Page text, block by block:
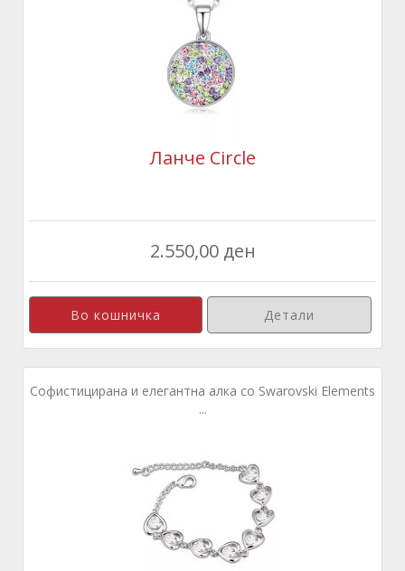
Ланче Circle
2.550,00 ден
Детали
Софистицирана и елегантна алка со Swarovski Elements
...